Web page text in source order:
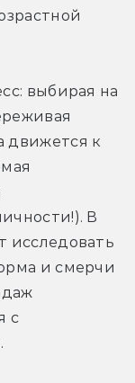
выбирая на
движется к
В
исследовать
и смерчи
с